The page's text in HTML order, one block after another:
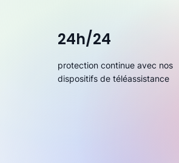
24h/24
protection continue avec nos
dispositifs de téléassistance